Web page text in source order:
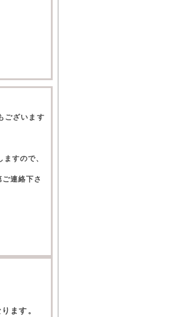
ございます
すので、
連絡下さ
ます。